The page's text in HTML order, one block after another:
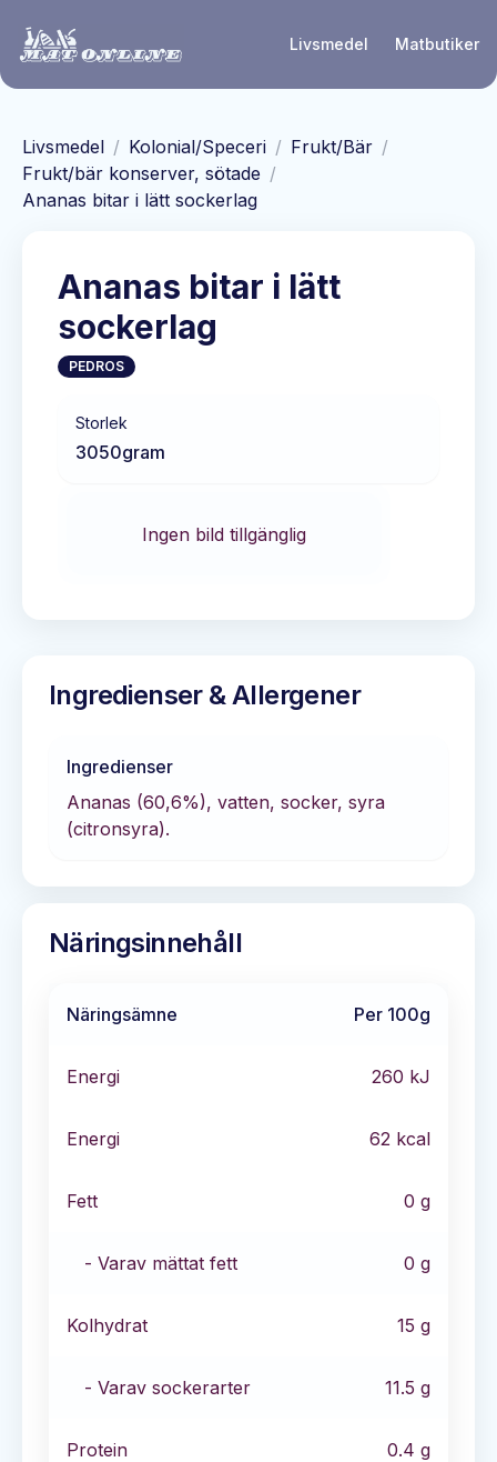
Livsmedel Matbutiker
Livsmedel / Kolonial/Speceri / Frukt/Bär /
Frukt/bär konserver, sötade /
Ananas bitar i lätt sockerlag
Ananas bitar i lätt
sockerlag
PEDROS
Storlek
3050gram
Ingen bild tillgänglig
Ingredienser & Allergener
Ingredienser
Ananas (60,6%), vatten, socker, syra
(citronsyra).
Näringsinnehåll
Näringsämne Per 100g
Energi 260 kJ
Energi 62 kcal
Fett 0 g
- Varav mättat fett 0 g
Kolhydrat 15 g
- Varav sockerarter 11.5 g
Protein 0.4 g